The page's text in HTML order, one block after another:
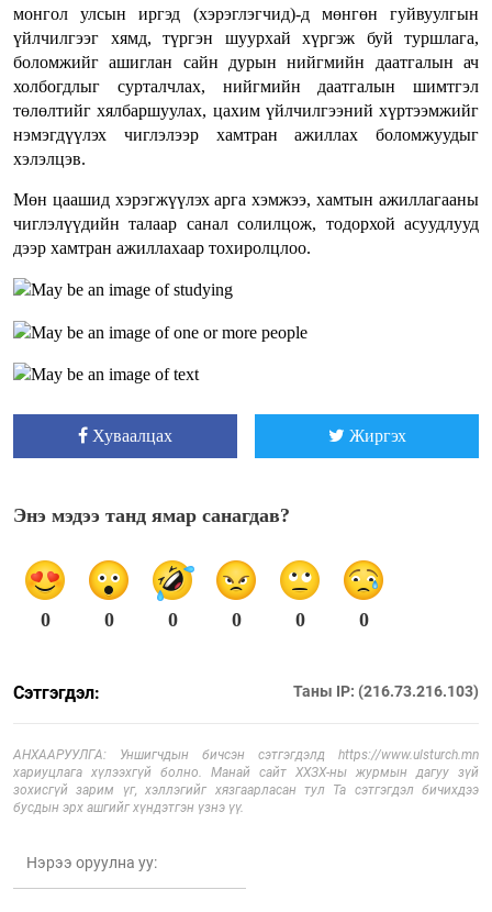
монгол улсын иргэд (хэрэглэгчид)-д мөнгөн гуйвуулгын
үйлчилгээг хямд, түргэн шуурхай хүргэж буй туршлага,
боломжийг ашиглан сайн дурын нийгмийн даатгалын ач
холбогдлыг сурталчлах, нийгмийн даатгалын шимтгэл
төлөлтийг хялбаршуулах, цахим үйлчилгээний хүртээмжийг
нэмэгдүүлэх чиглэлээр хамтран ажиллах боломжуудыг
хэлэлцэв.
Мөн цаашид хэрэгжүүлэх арга хэмжээ, хамтын ажиллагааны
чиглэлүүдийн талаар санал солилцож, тодорхой асуудлууд
дээр хамтран ажиллахаар тохиролцлоо.
Хуваалцах Жиргэх
Энэ мэдээ танд ямар санагдав?
0 0 0 0 0 0
Сэтгэгдэл: Таны IP: (216.73.216.103)
АНХААРУУЛГА: Уншигчдын бичсэн сэтгэгдэлд https://www.ulsturch.mn
хариуцлага хүлээхгүй болно. Манай сайт ХХЗХ-ны журмын дагуу зүй
зохисгүй зарим үг, хэллэгийг хязгаарласан тул Та сэтгэгдэл бичихдээ
бусдын эрх ашгийг хүндэтгэн үзнэ үү.